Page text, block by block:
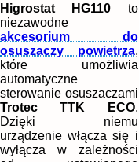
Higrostat HG110 to
niezawodne
akcesorium do
osuszaczy powietrza,
które umożliwia
automatyczne
sterowanie osuszaczami
Trotec TTK ECO.
Dzięki niemu
urządzenie włącza się i
wyłącza w zależności